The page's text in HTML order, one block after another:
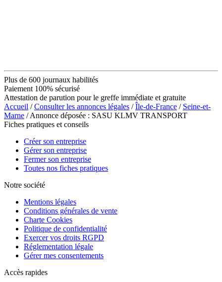
Plus de 600 journaux habilités
Paiement 100% sécurisé
Attestation de parution pour le greffe immédiate et gratuite
Accueil /Consulter les annonces légales /Île-de-France / Seine-et-
Marne / Annonce déposée : SASU KLMV TRANSPORT
Fiches pratiques et conseils
Créer son entreprise
Gérer son entreprise
Fermer son entreprise
Toutes nos fiches pratiques
Notre société
Mentions légales
Conditions générales de vente
Charte Cookies
Politique de confidentialité
Exercer vos droits RGPD
Réglementation légale
Gérer mes consentements
Accès rapides